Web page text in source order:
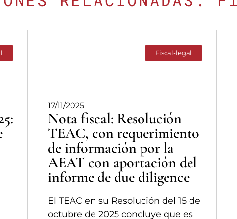
Fiscal-legal
17/11/2025
Nota fiscal: Resolución
TEAC, con requerimiento
de información por la
AEAT con aportación del
informe de due diligence
El TEAC en su Resolución del 15 de
octubre de 2025 concluye que es